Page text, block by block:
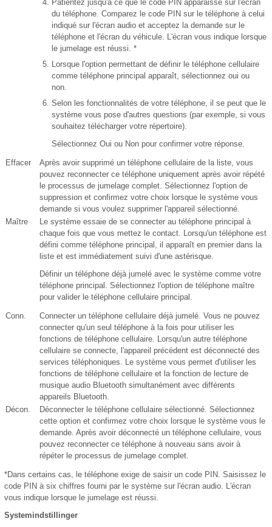
Patientez jusqu'à ce que le code PIN apparaisse sur l'écran
du téléphone. Comparez le code PIN sur le téléphone à celui
indiqué sur l'écran audio et acceptez la demande sur le
téléphone et l'écran du véhicule. L'écran vous indique lorsque
le jumelage est réussi. *
Lorsque l'option permettant de définir le téléphone cellulaire
comme téléphone principal apparaît, sélectionnez oui ou
non.
Selon les fonctionnalités de votre téléphone, il se peut que le
système vous pose d'autres questions (par exemple, si vous
souhaitez télécharger votre répertoire).
Sélectionnez Oui ou Non pour confirmer votre réponse.
Effacer
Après avoir supprimé un téléphone cellulaire de la liste, vous
pouvez reconnecter ce téléphone uniquement après avoir répété
le processus de jumelage complet. Sélectionnez l'option de
suppression et confirmez votre choix lorsque le système vous
demande si vous voulez supprimer l'appareil sélectionné.
Maître
Le système essaie de se connecter au téléphone principal à
chaque fois que vous mettez le contact. Lorsqu'un téléphone est
défini comme téléphone principal, il apparaît en premier dans la
liste et est immédiatement suivi d'une astérisque.
Définir un téléphone déjà jumelé avec le système comme votre
téléphone principal. Sélectionnez l'option de téléphone maître
pour valider le téléphone cellulaire principal.
Conn.
Connecter un téléphone cellulaire déjà jumelé. Vous ne pouvez
connecter qu'un seul téléphone à la fois pour utiliser les
fonctions de téléphone cellulaire. Lorsqu'un autre téléphone
cellulaire se connecte, l'appareil précédent est déconnecté des
services téléphoniques. Le système vous permet d'utiliser les
fonctions de téléphone cellulaire et la fonction de lecture de
musique audio Bluetooth simultanément avec différents
appareils Bluetooth.
Décon.
Déconnecter le téléphone cellulaire sélectionné. Sélectionnez
cette option et confirmez votre choix lorsque le système vous le
demande. Après avoir déconnecté un téléphone cellulaire, vous
pouvez reconnecter ce téléphone à nouveau sans avoir à
répéter le processus de jumelage complet.
*Dans certains cas, le téléphone exige de saisir un code PIN. Saisissez le
code PIN à six chiffres fourni par le système sur l'écran audio. L'écran
vous indique lorsque le jumelage est réussi.
Systemindstillinger